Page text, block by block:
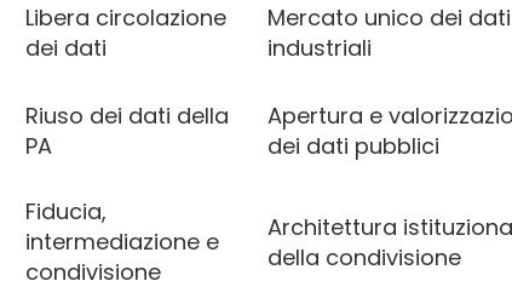
Libera circolazione
dei dati
Mercato unico dei dati
industriali
Riuso dei dati della
PA
Apertura e
dei dati pubblici
Fiducia,
intermediazione e
condivisione
Architettura
della condivisione